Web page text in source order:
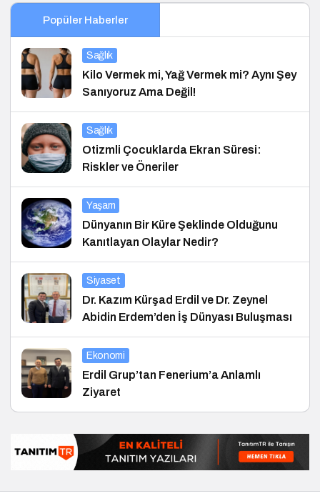
Popüler Haberler
Sağlık
Kilo Vermek mi, Yağ Vermek mi? Aynı Şey
Sanıyoruz Ama Değil!
Sağlık
Otizmli Çocuklarda Ekran Süresi:
Riskler ve Öneriler
Yaşam
Dünyanın Bir Küre Şeklinde Olduğunu
Kanıtlayan Olaylar Nedir?
Siyaset
Dr. Kazım Kürşad Erdil ve Dr. Zeynel
Abidin Erdem’den İş Dünyası Buluşması
Ekonomi
Erdil Grup’tan Fenerium’a Anlamlı
Ziyaret